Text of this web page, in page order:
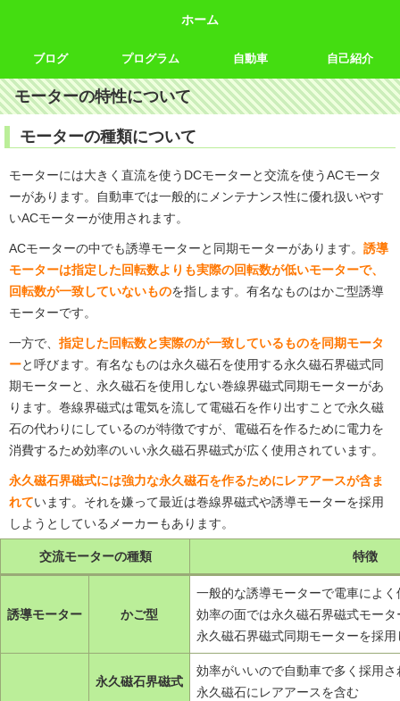
ホーム
ブログ プログラム 自動車 自己紹介
モーターの特性について
モーターの種類について
モーターには大きく直流を使うDCモーターと交流を使うACモータ
ーがあります。自動車では一般的にメンテナンス性に優れ扱いやす
いACモーターが使用されます。
ACモーターの中でも誘導モーターと同期モーターがあります。 誘導
モーターは指定した回転数よりも実際の回転数が低いモーターで、
回転数が一致していないものを指します。有名なものはかご型誘導
モーターです。
一方で、 指定した回転数と実際のが一致しているものを同期モータ
ーと呼びます。有名なものは永久磁石を使用する永久磁石界磁式同
期モーターと、永久磁石を使用しない巻線界磁式同期モーターがあ
ります。巻線界磁式は電気を流して電磁石を作り出すことで永久磁
石の代わりにしているのが特徴ですが、電磁石を作るために電力を
消費するため効率のいい永久磁石界磁式が広く使用されています。
永久磁石界磁式には強力な永久磁石を作るためにレアアースが含ま
れています。それを嫌って最近は巻線界磁式や誘導モーターを採用
しようとしているメーカーもあります。
交流モーターの種類 特徴
誘導モーター かご型
一般的な誘導モーターで電車によく
効率の面では永久磁石界磁式モータ
永久磁石界磁式同期モーターを採
永久磁石界磁式
効率がいいので自動車で多く採用さ
永久磁石にレアアースを含む